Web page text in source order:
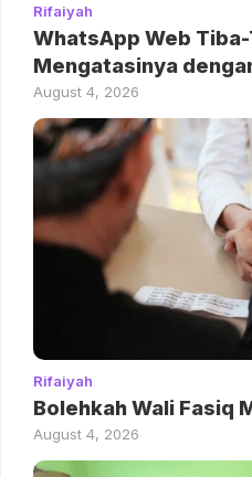
Rifaiyah
WhatsApp Web
Mengatasinya
August 4, 2026
Rifaiyah
Bolehkah Wali Fasiq
August 4, 2026